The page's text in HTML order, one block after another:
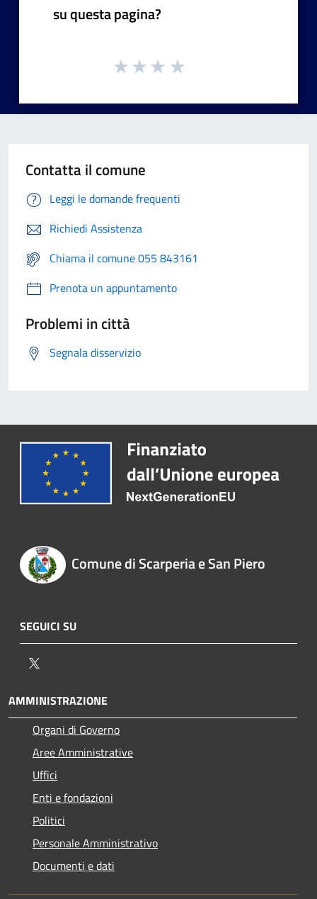
su questa pagina?
Contatta il comune
Leggi le domande frequenti
Richiedi Assistenza
Chiama il comune 055 843161
Prenota un appuntamento
Problemi in città
Segnala disservizio
Comune di Scarperia e San Piero
SEGUICI SU
AMMINISTRAZIONE
Organi di Governo
Aree Amministrative
Uffici
Enti e fondazioni
Politici
Personale Amministrativo
Documenti e dati